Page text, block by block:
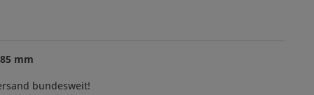
mm
bundesweit!